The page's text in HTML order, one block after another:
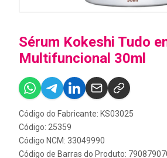
Sérum Kokeshi Tudo
Multifuncional 30ml
Código do Fabricante: KS03025
Código: 25359
Código NCM: 33049990
Código de Barras do Produto: